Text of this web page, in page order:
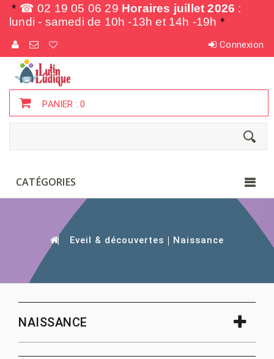
* ☎ 02 19 05 06 29 Horaires juillet 2026 :
lundi - samedi de 10h -13h et 14h -19h *
Connexion
PANIER :0
CATÉGORIES
Eveil & découvertes Naissance
NAISSANCE